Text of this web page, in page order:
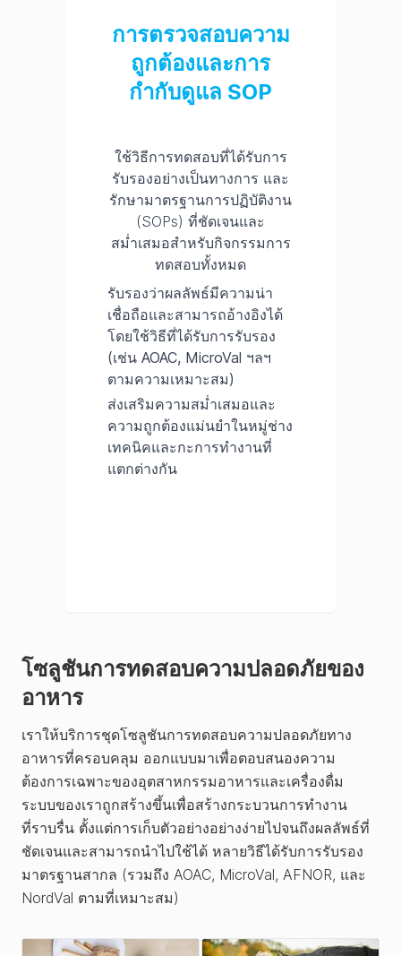
การตรวจสอบความ
ถูกต้องและการ
กำกับดูแล SOP
ใช้วิธีการทดสอบที่ได้รับการ
รับรองอย่างเป็นทางการ และ
รักษามาตรฐานการปฏิบัติงาน
(SOPs) ที่ชัดเจนและ
สม่ำเสมอสำหรับกิจกรรมการ
ทดสอบทั้งหมด
รับรองว่าผลลัพธ์มีความน่า
เชื่อถือและสามารถอ้างอิงได้
โดยใช้วิธีที่ได้รับการรับรอง
(เช่น AOAC, MicroVal ฯลฯ
ตามความเหมาะสม)
ส่งเสริมความสม่ำเสมอและ
ความถูกต้องแม่นยำในหมู่ช่าง
เทคนิคและกะการทำงานที่
แตกต่างกัน
โซลูชันการทดสอบความปลอดภัยของ
อาหาร
เราให้บริการชุดโซลูชันการทดสอบความปลอดภัยทาง
อาหารที่ครอบคลุม ออกแบบมาเพื่อตอบสนองความ
ต้องการเฉพาะของอุตสาหกรรมอาหารและเครื่องดื่ม
ระบบของเราถูกสร้างขึ้นเพื่อสร้างกระบวนการทำงาน
ที่ราบรื่น ตั้งแต่การเก็บตัวอย่างอย่างง่ายไปจนถึงผลลัพธ์ที่
ชัดเจนและสามารถนำไปใช้ได้ หลายวิธีได้รับการรับรอง
มาตรฐานสากล (รวมถึง AOAC, MicroVal, AFNOR, และ
NordVal ตามที่เหมาะสม)